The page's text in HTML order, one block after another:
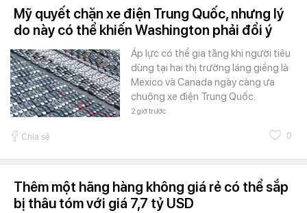
Mỹ quyết chặn xe điện Trung Quốc, nhưng lý
do này có thể khiến Washington phải đổi ý
Áp lực có thể gia tăng khi người tiêu
dùng tại hai thị trường láng giềng là
Mexico và Canada ngày càng ưa
chuộng xe điện Trung Quốc.
2 giờ trước
Chia sẻ 0
Thêm một hãng hàng không giá rẻ có thể sắp
bị thâu tóm với giá 7,7 tỷ USD